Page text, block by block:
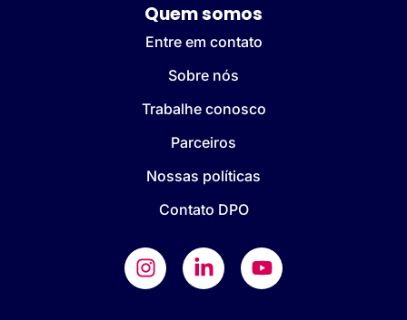
Quem somos
Entre em contato
Sobre nós
Trabalhe conosco
Parceiros
Nossas políticas
Contato DPO